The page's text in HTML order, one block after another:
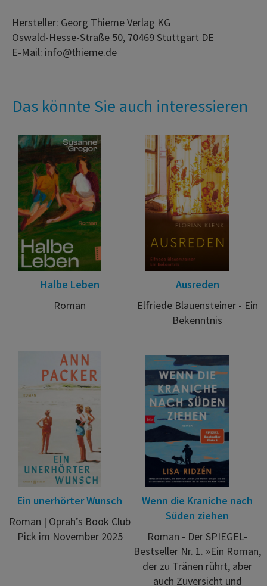
Hersteller: Georg Thieme Verlag KG
Oswald-Hesse-Straße 50, 70469 Stuttgart DE
E-Mail: info@thieme.de
Das könnte Sie auch interessieren
Halbe Leben
Roman
Ausreden
Elfriede Blauensteiner - Ein
Bekenntnis
Ein unerhörter Wunsch
Roman | Oprah’s Book Club
Pick im November 2025
Wenn die Kraniche nach
Süden ziehen
Roman - Der SPIEGEL-
Bestseller Nr. 1. »Ein Roman,
der zu Tränen rührt, aber
auch Zuversicht und